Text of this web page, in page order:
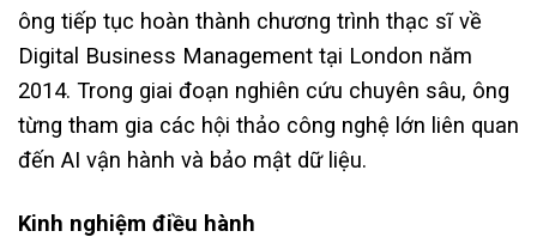
ông tiếp tục hoàn thành chương trình thạc sĩ về
Digital Business Management tại London năm
2014. Trong giai đoạn nghiên cứu chuyên sâu, ông
từng tham gia các hội thảo công nghệ lớn liên quan
đến AI vận hành và bảo mật dữ liệu.
Kinh nghiệm điều hành